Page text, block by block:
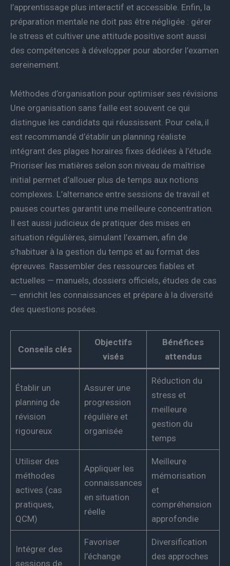
l’apprentissage plus interactif et accessible. Enfin, la
préparation mentale ne doit pas être négligée : gérer
le stress et cultiver une attitude positive sont aussi
des compétences à développer pour aborder l’examen
sereinement.
Méthodes d’organisation pour optimiser ses révisions
Une organisation sans faille est souvent ce qui
distingue les candidats qui réussissent. Pour cela, il
est recommandé d’établir un planning réaliste
intégrant des plages horaires fixes dédiées à l’étude.
Prioriser les matières selon son niveau de maîtrise
initial permet d’allouer plus de temps aux notions
complexes. L’alternance entre sessions de travail et
pauses courtes garantit une meilleure concentration.
Il est aussi judicieux de pratiquer des mises en
situation régulières, simulant l’examen, afin de
s’habituer à la gestion du temps et au format des
épreuves. Rassembler des ressources fiables et
actuelles — manuels, dossiers officiels, études de cas
— enrichit les connaissances et prépare à la diversité
des questions posées.
Conseils clés
Objectifs
visés
Bénéfices
attendus
Établir un
planning de
révision
rigoureux
Assurer une
progression
régulière et
organisée
Réduction du
stress et
meilleure
gestion du
temps
Utiliser des
méthodes
actives (cas
pratiques,
QCM)
Appliquer les
connaissances
en situation
réelle
Meilleure
mémorisation
et
compréhension
approfondie
Intégrer des
sessions de
Favoriser
l’échange
Diversification
des approches